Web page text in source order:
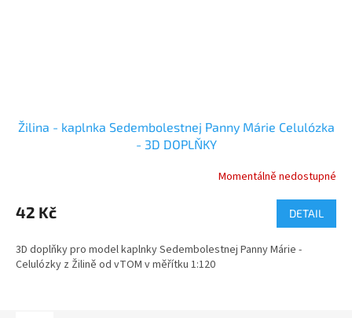
Žilina - kaplnka Sedembolestnej Panny Márie Celulózka
- 3D DOPLŇKY
Momentálně nedostupné
42 Kč DETAIL
3D doplňky pro model kaplnky Sedembolestnej Panny Márie -
Celulózky z Žilině od vTOM v měřítku 1:120